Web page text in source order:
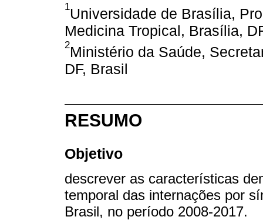
1Universidade de Brasília,
Medicina Tropical, Brasília,
2Ministério da Saúde,
DF, Brasil
RESUMO
Objetivo
descrever as características
temporal das internações por
Brasil, no período 2008-2017.